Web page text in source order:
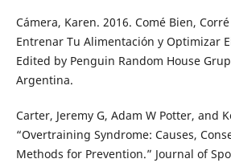
Cámera, Karen. 2016. Comé Bien,
Entrenar Tu Alimentación y Optimizar
Edited by Penguin Random House
Argentina.
Carter, Jeremy G, Adam W Potter, and
“Overtraining Syndrome: Causes,
Methods for Prevention.” Journal of